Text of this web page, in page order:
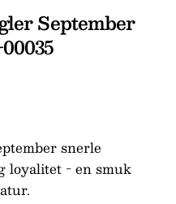
September
snerle
loyalitet - en smuk